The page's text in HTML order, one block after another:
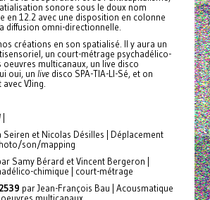
sonore sous le doux nom
en 12.2 avec une disposition en colonne
diffusion omni-directionnelle.
créations en son spatialisé. Il y aura un
un court-métrage psychadélico-
oeuvres multicanaux, un live disco
oui, un livedisco SPA-TIA-LI-Sé, et on
VJing.
|
Seiren et Nicolas Désilles | Déplacement
son/mapping
Samy Bérard et Vincent Bergeron |
chimique | court-métrage
par Jean-François Bau | Acousmatique